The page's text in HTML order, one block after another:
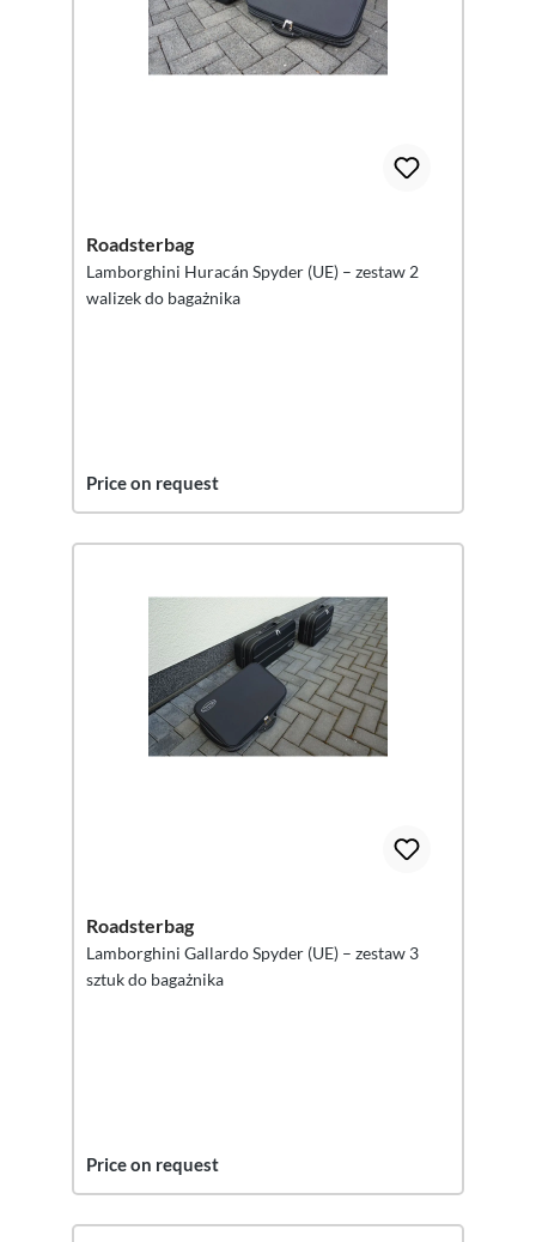
Roadsterbag
Lamborghini Huracán Spyder (UE) – zestaw 2
walizek do bagażnika
Price on request
Roadsterbag
Lamborghini Gallardo Spyder (UE) – zestaw 3
sztuk do bagażnika
Price on request